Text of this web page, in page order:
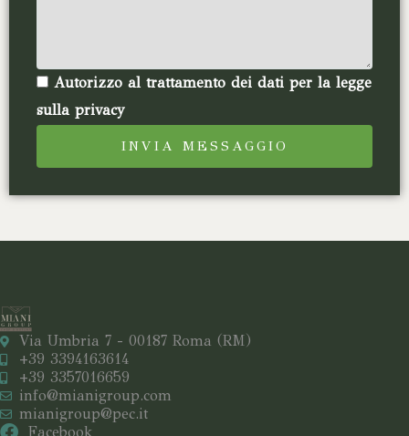
Autorizzo al trattamento dei dati per la legge
sulla privacy
INVIA MESSAGGIO
Via Umbria 7 - 00187 Roma (RM)
+39 3394163614
+39 3357016659
info@mianigroup.com
mianigroup@pec.it
Facebook